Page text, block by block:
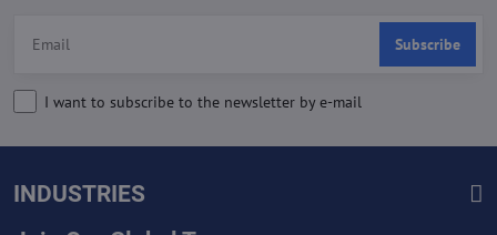
Subscribe
I want to subscribe to the newsletter by e-mail
INDUSTRIES